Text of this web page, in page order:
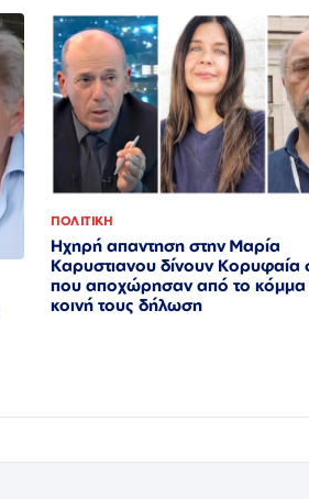
ΠΟΛΙΤΙΚΗ
Ηχηρή απαντηση στην Μαρία
Καρυστιανου δίνουν Κορυφαία
που αποχώρησαν από το κόμμα
κοινή τους δήλωση